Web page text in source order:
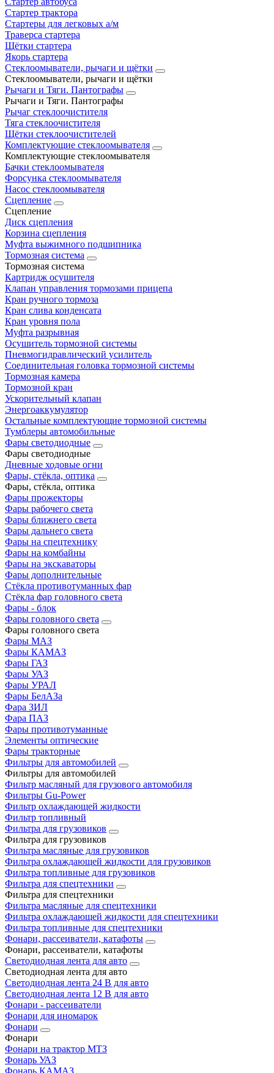
Стартер трактора
Стартеры для легковых а/м
Траверса стартера
Щётки стартера
Якорь стартера
Стеклоомыватели, рычаги и щётки
Стеклоомыватели, рычаги и щётки
Рычаги и Тяги. Пантографы
Рычаги и Тяги. Пантографы
Рычаг стеклоочистителя
Тяга стеклоочистителя
Щётки стеклоочистителей
Комплектующие стеклоомывателя
Комплектующие стеклоомывателя
Бачки стеклоомывателя
Форсунка стеклоомывателя
Насос стеклоомывателя
Сцепление
Сцепление
Диск сцепления
Корзина сцепления
Муфта выжимного подшипника
Тормозная система
Тормозная система
Картридж осушителя
Клапан управления тормозами прицепа
Кран ручного тормоза
Кран слива конденсата
Кран уровня пола
Муфта разрывная
Осушитель тормозной системы
Пневмогидравлический усилитель
Соединительная головка тормозной системы
Тормозная камера
Тормозной кран
Ускорительный клапан
Энергоаккумулятор
Остальные комплектующие тормозной системы
Тумблеры автомобильные
Фары светодиодные
Фары светодиодные
Дневные ходовые огни
Фары, стёкла, оптика
Фары, стёкла, оптика
Фары прожекторы
Фары рабочего света
Фары ближнего света
Фары дальнего света
Фары на спецтехнику
Фары на комбайны
Фары на экскаваторы
Фары дополнительные
Стёкла противотуманных фар
Стёкла фар головного света
Фары - блок
Фары головного света
Фары головного света
Фары МАЗ
Фары КАМАЗ
Фары ГАЗ
Фары УАЗ
Фары УРАЛ
Фары БелАЗа
Фара ЗИЛ
Фара ПАЗ
Фары противотуманные
Элементы оптические
Фары тракторные
Фильтры для автомобилей
Фильтры для автомобилей
Фильтр масляный для грузового автомобиля
Фильтры Gu-Power
Фильтр охлаждающей жидкости
Фильтр топливный
Фильтра для грузовиков
Фильтра для грузовиков
Фильтра масляные для грузовиков
Фильтра охлаждающей жидкости для грузовиков
Фильтра топливные для грузовиков
Фильтра для спецтехники
Фильтра для спецтехники
Фильтра масляные для спецтехники
Фильтра охлаждающей жидкости для спецтехники
Фильтра топливные для спецтехники
Фонари, рассеиватели, катафоты
Фонари, рассеиватели, катафоты
Светодиодная лента для авто
Светодиодная лента для авто
Светодиодная лента 24 В для авто
Светодиодная лента 12 В для авто
Фонари - рассеиватели
Фонари для иномарок
Фонари
Фонари
Фонари на трактор МТЗ
Фонарь УАЗ